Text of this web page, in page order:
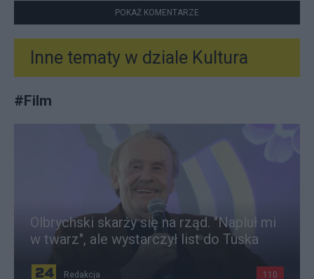
POKAŻ KOMENTARZE
Inne tematy w dziale Kultura
#Film
Olbrychski skarży się na rząd. "Napluł mi
w twarz", ale wystarczył list do Tuska
Redakcja 110